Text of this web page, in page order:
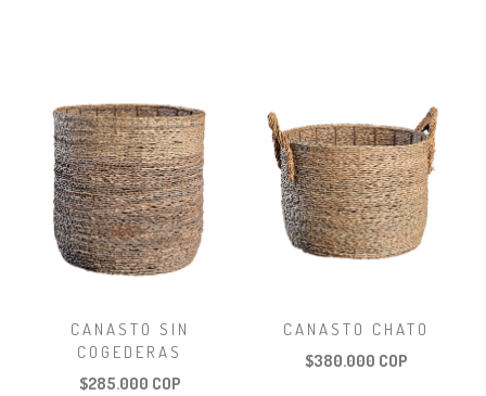
CANASTO SIN
COGEDERAS
$285.000 COP
CANASTO CHATO
$380.000 COP